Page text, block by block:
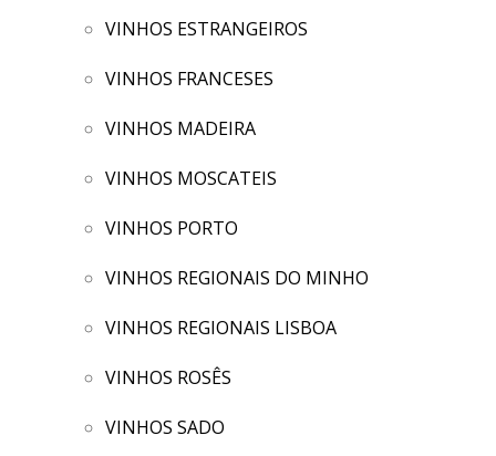
VINHOS ESTRANGEIROS
VINHOS FRANCESES
VINHOS MADEIRA
VINHOS MOSCATEIS
VINHOS PORTO
VINHOS REGIONAIS DO MINHO
VINHOS REGIONAIS LISBOA
VINHOS ROSÊS
VINHOS SADO